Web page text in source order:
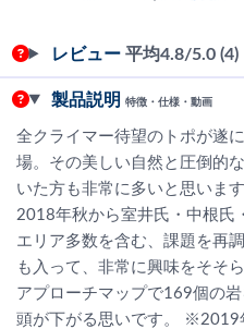
レビュー 平均4.8/5.0 (4)
製品説明 特徴・仕様・動画
全クライマー待望のトポが遂
場。その美しい自然と圧倒的
いた方も非常に多いと思いま
2018年秋から室井氏・中根氏
エリア多数を含む、課題を再
も入って、非常に興味をそそ
アプローチマップで169個の
頭が下がる思いです。 ※2019